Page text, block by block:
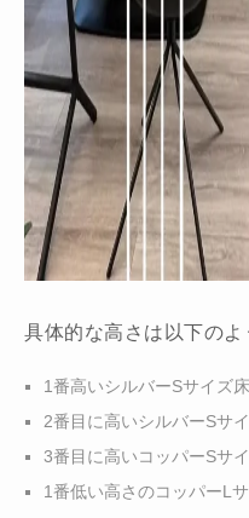
具体的な高さは以下の
1番高いシルバーSサイズ
2番目に高いシルバーSサ
3番目に高いコッパーSサ
1番低い高さのコッパーL